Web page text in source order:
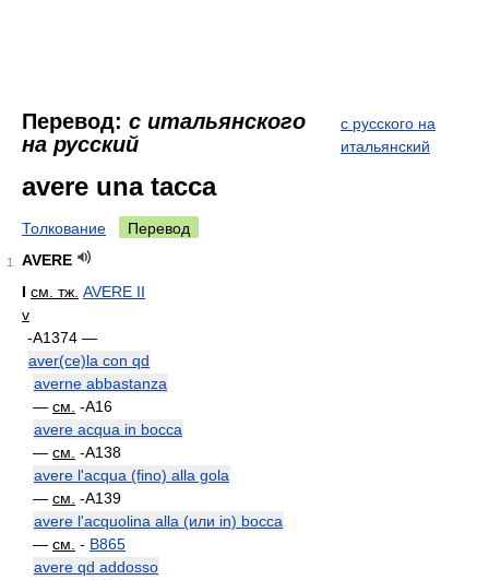
Перевод: с итальянского
на русский
с русского на
итальянский
avere una tacca
Толкование Перевод
1
AVERE
I см. тж. AVERE II
v
-A1374 —
aver(ce)la con qd
averne abbastanza
— см. -A16
avere acqua in bocca
— см. -A138
avere l'acqua (fino) alla gola
— см. -A139
avere l'acquolina alla (или in) bocca
— см. - B865
avere qd addosso